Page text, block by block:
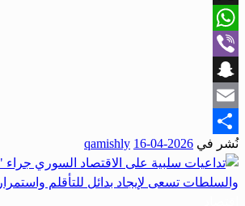
X
WhatsApp
Viber
Snapchat
Email
Share
نُشر في 2026-04-16
qamishly